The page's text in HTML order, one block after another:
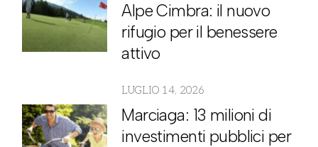
Alpe Cimbra: il nuovo
rifugio per il benessere
attivo
LUGLIO 14, 2026
Marciaga: 13 milioni di
investimenti pubblici per